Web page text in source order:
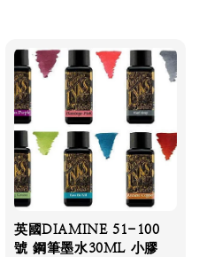
英國DIAMINE 51-100
號 鋼筆墨水30ML 小膠